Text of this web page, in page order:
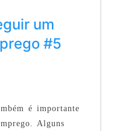
um
#5
é importante
Alguns